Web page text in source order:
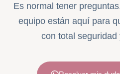
Es normal tener
equipo están aquí para
con total seguridad